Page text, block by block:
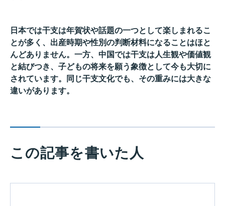
日本では干支は年賀状や話題の一つとして楽しまれるこ
とが多く、 出産時期や性別の判断材料になることはほと
んどありません。 一方、中国では干支は人生観や価値観
と結びつき、 子どもの将来を願う象徴として今も大切に
されています。 同じ干支文化でも、その重みには大きな
違いがあります。
この記事を書いた人